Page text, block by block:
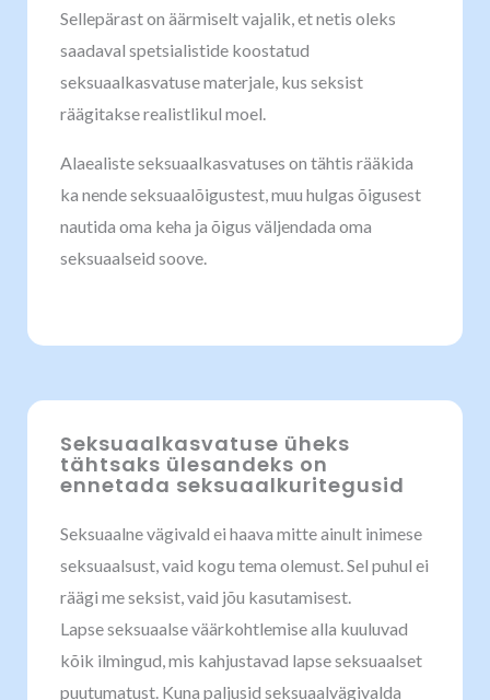
Sellepärast on äärmiselt vajalik, et netis oleks
saadaval spetsialistide koostatud
seksuaalkasvatuse materjale, kus seksist
räägitakse realistlikul moel.
Alaealiste seksuaalkasvatuses on tähtis rääkida
ka nende seksuaalõigustest, muu hulgas õigusest
nautida oma keha ja õigus väljendada oma
seksuaalseid soove.
Seksuaalkasvatuse üheks
tähtsaks ülesandeks on
ennetada seksuaalkuritegusid
Seksuaalne vägivald ei haava mitte ainult inimese
seksuaalsust, vaid kogu tema olemust. Sel puhul ei
räägi me seksist, vaid jõu kasutamisest.
Lapse seksuaalse väärkohtlemise alla kuuluvad
kõik ilmingud, mis kahjustavad lapse seksuaalset
puutumatust. Kuna paljusid seksuaalvägivalda